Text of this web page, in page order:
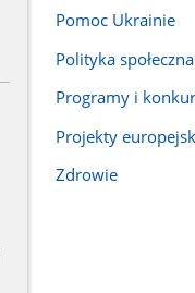
Pomoc Ukrainie
Polityka społeczna
Programy i
Projekty
Zdrowie